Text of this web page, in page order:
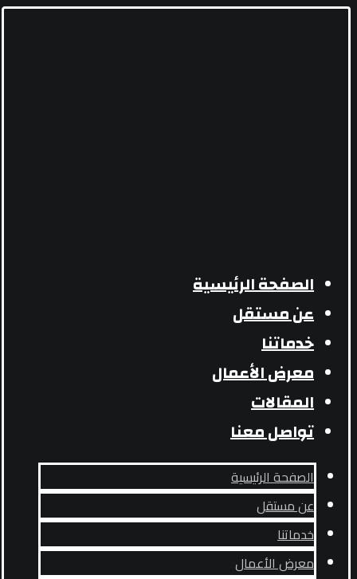
الصفحة الرئيسية
عن مستقل
خدماتنا
معرض الأعمال
المقالات
تواصل معنا
الصفحة الرئيسية
عن مستقل
خدماتنا
معرض الأعمال